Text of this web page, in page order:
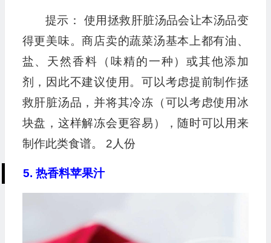
提示： 使用拯救肝脏汤品会让本汤品变
得更美味。商店卖的蔬菜汤基本上都有油、
盐、天然香料（味精的一种）或其他添加
剂，因此不建议使用。可以考虑提前制作拯
救肝脏汤品，并将其冷冻（可以考虑使用冰
块盘，这样解冻会更容易），随时可以用来
制作此类食谱。 2人份
5. 热香料苹果汁